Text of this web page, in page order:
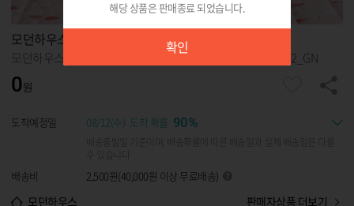
해당 상품은 판매종료 되었습니다.
확인